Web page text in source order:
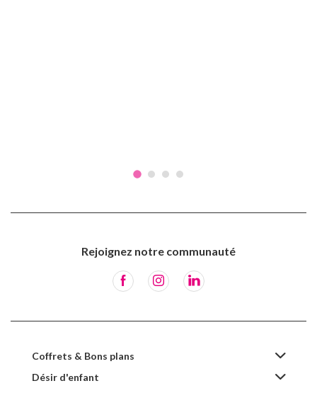
Rejoignez notre communauté
Coffrets & Bons plans
Désir d'enfant